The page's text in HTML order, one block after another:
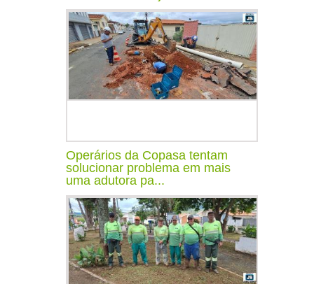
Operários da Copasa tentam
solucionar problema em mais
uma adutora pa...